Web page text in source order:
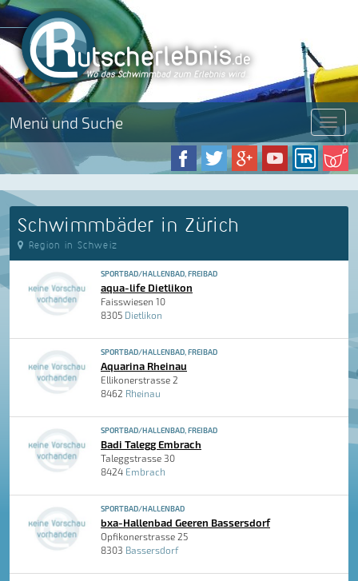
Menü und Suche Menü
Schwimmbäder in Zürich
Region in Schweiz
SPORTBAD/HALLENBAD, FREIBAD
aqua-life Dietlikon
Faisswiesen 10
8305 Dietlikon
SPORTBAD/HALLENBAD, FREIBAD
Aquarina Rheinau
Ellikonerstrasse 2
8462 Rheinau
SPORTBAD/HALLENBAD, FREIBAD
Badi Talegg Embrach
Taleggstrasse 30
8424 Embrach
SPORTBAD/HALLENBAD
bxa-Hallenbad Geeren Bassersdorf
Opfikonerstrasse 25
8303 Bassersdorf